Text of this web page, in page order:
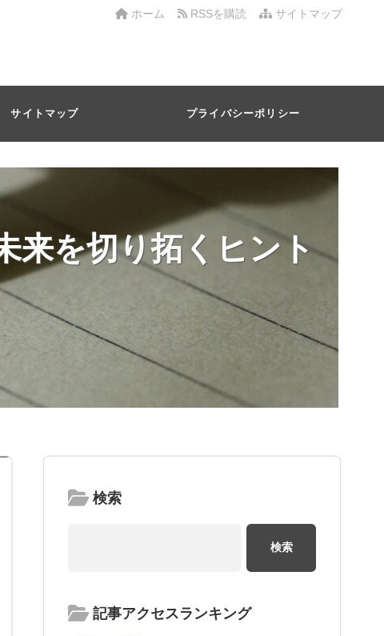
サイトマップ
RSSを購読
ホーム
サイトマップ プライバシーポリシー
来を切り拓くヒント
検索
記事アクセスランキング